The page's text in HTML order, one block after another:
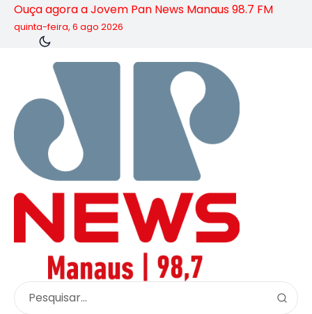
Ouça agora a Jovem Pan News Manaus 98.7 FM
quinta-feira, 6 ago 2026